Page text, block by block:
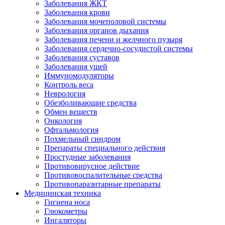
Заболевания ЖКТ
Заболевания крови
Заболевания мочеполовой системы
Заболевания органов дыхания
Заболевания печени и желчного пузыря
Заболевания сердечно-сосудистой системы
Заболевания суставов
Заболевания ушей
Иммуномодуляторы
Контроль веса
Неврология
Обезболивающие средства
Обмен веществ
Онкология
Офтальмология
Похмельный синдром
Препараты специального действия
Простудные заболевания
Противовирусное действие
Противовоспалительные средства
Противопаразитарные препараты
Медицинская техника
Гигиена носа
Глюкометры
Ингаляторы